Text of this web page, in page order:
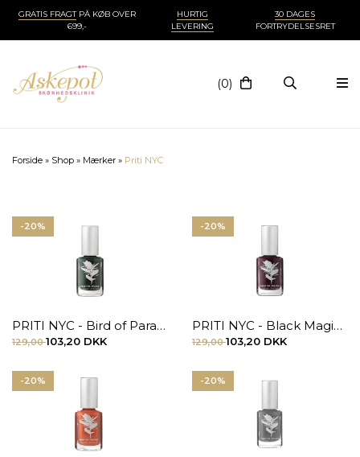
GRATIS FRAGTPÅ KØB OVER
699,-
HURTIG
LEVERING
30 DAGES
FORTRYDELSESRET
(0)
Forside » Shop » Mærker » Priti NYC
-20%
PRITI NYC - Bird of Paradise
129,00103,20 DKK
-20%
PRITI NYC - Black Magic Rose
129,00103,20 DKK
-20% -20%